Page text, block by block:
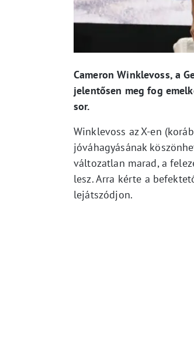
Cameron Winklevoss, a
jelentősen meg fog
sor.
Winklevoss az X-en
jóváhagyásának
változatlan marad, a
lesz. Arra kérte a
lejátszódjon.